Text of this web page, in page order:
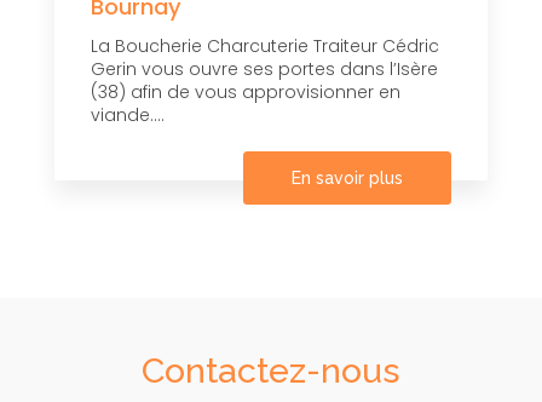
Bournay
La Boucherie Charcuterie Traiteur Cédric
Gerin vous ouvre ses portes dans l’Isère
(38) afin de vous approvisionner en
viande....
En savoir plus
Contactez-nous